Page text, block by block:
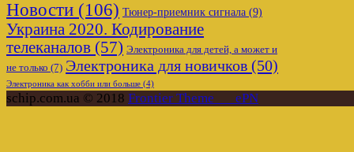
Новости (106) Тюнер-приемник сигнала (9)
Украина 2020. Кодирование
телеканалов (57) Электроника для детей, а может и
не только (7) Электроника для новичков (50)
Электроника как хобби или больше (4)
schip.com.ua © 2018 Frontier Theme___ePN